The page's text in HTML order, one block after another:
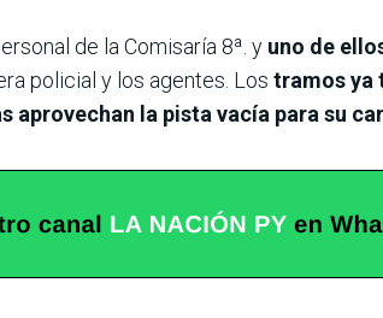
de la Comisaría 8ª. y uno de
policial y los agentes. Los tramos ya
la pista vacía para su